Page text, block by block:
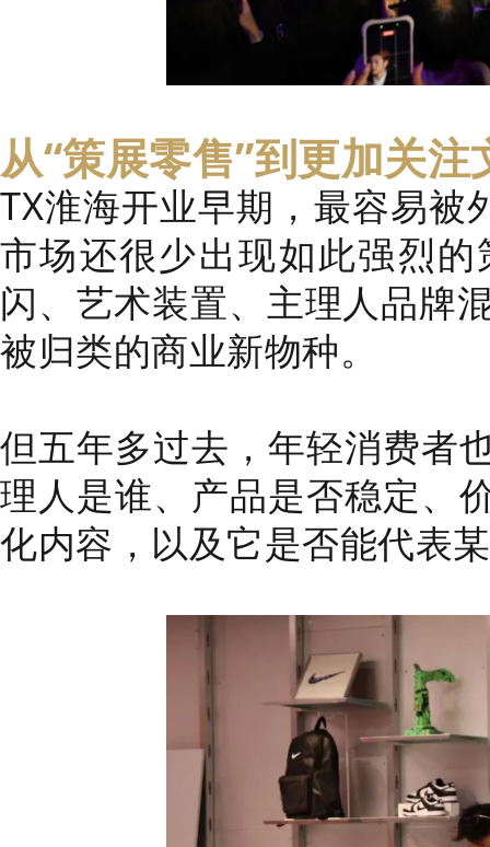
从“策展零售”到更加关注
TX淮海开业早期，最容易被
市场还很少出现如此强烈
闪、艺术装置、主理人品牌
被归类的商业新物种。
但五年多过去，年轻消费者
理人是谁、产品是否稳定、
化内容，以及它是否能代表